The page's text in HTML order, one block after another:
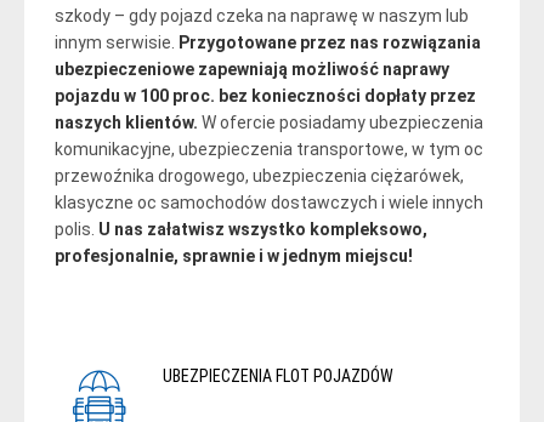
szkody – gdy pojazd czeka na naprawę w naszym lub
innym serwisie.
Przygotowane przez nas rozwiązania
ubezpieczeniowe zapewniają możliwość naprawy
pojazdu w 100 proc. bez konieczności dopłaty przez
naszych klientów. W ofercie posiadamy ubezpieczenia
komunikacyjne, ubezpieczenia transportowe, w tym oc
przewoźnika drogowego, ubezpieczenia ciężarówek,
klasyczne oc samochodów dostawczych i wiele innych
polis. U nas załatwisz wszystko kompleksowo,
profesjonalnie, sprawnie i w jednym miejscu!
UBEZPIECZENIA FLOT POJAZDÓW